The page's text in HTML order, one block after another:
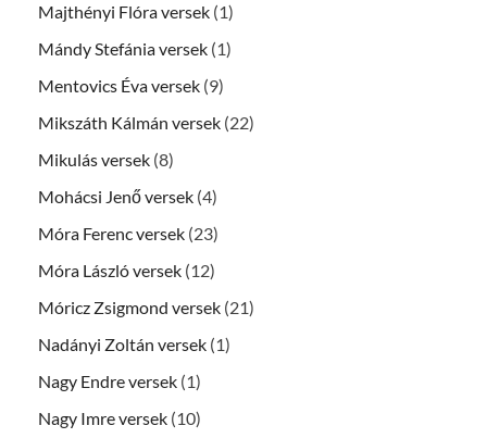
Majthényi Flóra versek (1)
Mándy Stefánia versek (1)
Mentovics Éva versek (9)
Mikszáth Kálmán versek (22)
Mikulás versek (8)
Mohácsi Jenő versek (4)
Móra Ferenc versek (23)
Móra László versek (12)
Móricz Zsigmond versek (21)
Nadányi Zoltán versek (1)
Nagy Endre versek (1)
Nagy Imre versek (10)